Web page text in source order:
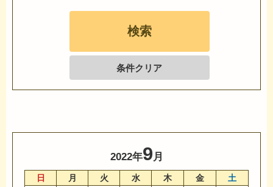
条件クリア
2022年9月
日 月 火 水 木 金
土